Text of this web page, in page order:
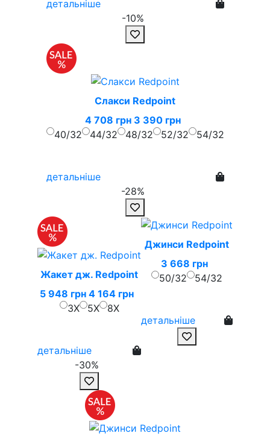
детальніше
-10%
Слакси Redpoint
4 708 грн 3 390 грн
40/32
44/32 48/32 52/32 54/32
детальніше
-28%
Жакет дж. Redpoint
5 948 грн 4 164 грн
3X
5X 8X
детальніше
-30%
Джинси Redpoint
3 668 грн
50/32
54/32
детальніше